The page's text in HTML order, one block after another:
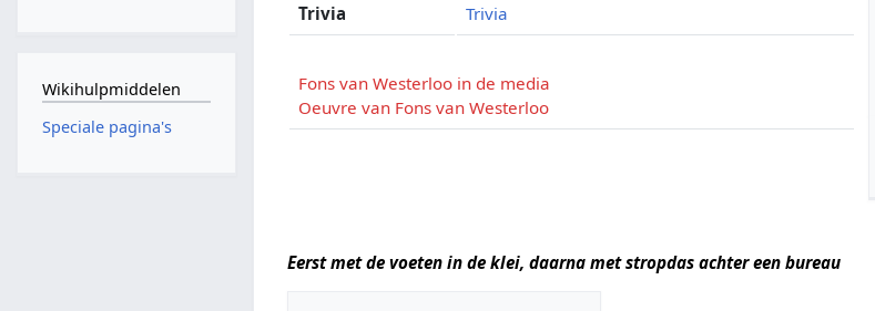
Trivia Trivia
Fons van Westerloo in de media
Oeuvre van Fons van Westerloo
Eerst met de voeten in de klei, daarna met stropdas achter een bureau
Wikihulpmiddelen
Speciale pagina's